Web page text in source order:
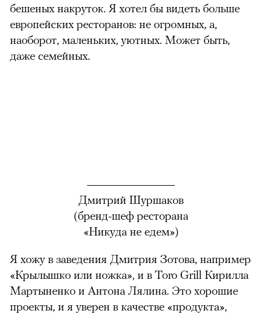
бешеных накруток. Я хотел бы видеть больше
европейских ресторанов: не огромных, а,
наоборот, маленьких, уютных. Может быть,
даже семейных.
Дмитрий Шуршаков
(бренд-шеф ресторана
«Никуда не едем»)
Я хожу в заведения Дмитрия Зотова, например
«Крылышко или ножка», и в Toro Grill Кирилла
Мартыненко и Антона Лялина. Это хорошие
проекты, и я уверен в качестве «продукта»,